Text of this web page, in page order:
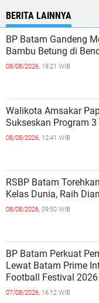
BERITA LAINNYA
BP Batam Gandeng
Bambu Betung di
08/08/2026, 19:21 WIB
Walikota Amsakar
Sukseskan Program
08/08/2026, 12:41 WIB
RSBP Batam
Kelas Dunia, Raih
08/08/2026, 09:50 WIB
BP Batam Perkuat
Lewat Batam Prime
Football Festival 2026
07/08/2026, 16:12 WIB